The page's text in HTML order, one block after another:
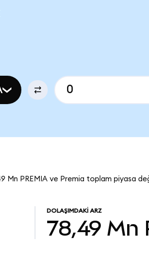
Mn PREMIA ve Premia toplam piyasa
DOLAŞIMDAKI ARZ
78,49 Mn